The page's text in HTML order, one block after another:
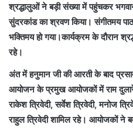
श्रद्धालुओं ने बड़ी संख्या में पहुंचकर
सुंदरकांड का श्रवण किया। संगीतमय
भक्तिमय हो गया।कार्यक्रम के दौरान
रहे।
अंत में हनुमान जी की आरती के बाद
आयोजन के प्रमुख आयोजकों में राम दुलारे
राकेश त्रिवेदी, सर्वेश त्रिवेदी, मनोज
राहुल त्रिवेदी शामिल रहे। आयोजकों ने